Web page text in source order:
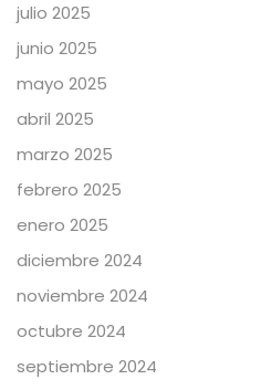
julio 2025
junio 2025
mayo 2025
abril 2025
marzo 2025
febrero 2025
enero 2025
diciembre 2024
noviembre 2024
octubre 2024
septiembre 2024